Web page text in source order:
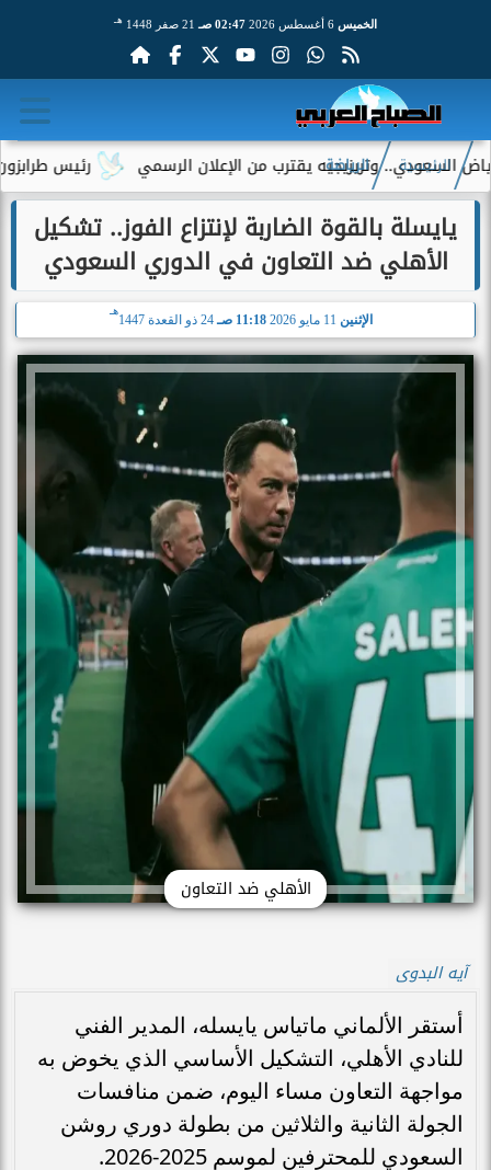
الخميس 02:47 صـ 21 صفر 1448 هـ
رئيس طرابزون سبور وتريزيجيه يقترب من الإعلان الرسمي
الرئيسية الرياضة
يايسلة بالقوة الضاربة لإنتزاع الفوز.. تشكيل
الأهلي ضد التعاون في الدوري السعودي
الإثنين 11:18 صـ 24 ذو القعدة 1447
هـ
الأهلي ضد التعاون
آيه البدوى
أستقر الألماني ماتياس يايسله، المدير الفني
للنادي الأهلي، التشكيل الأساسي الذي يخوض به
مواجهة التعاون مساء اليوم، ضمن منافسات
الجولة الثانية والثلاثين من بطولة دوري روشن
السعودي للمحترفين لموسم 2025-2026.